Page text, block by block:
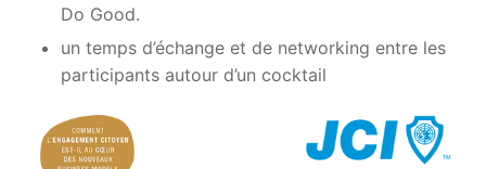
Do Good.
un temps d’échange et de networking entre les
participants autour d’un cocktail